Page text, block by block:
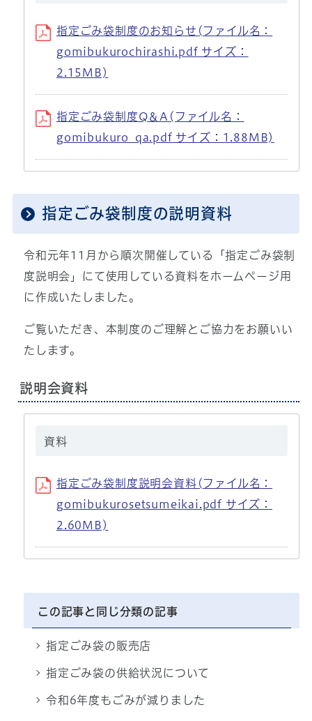
指定ごみ袋制度のお知らせ(ファイル名：
gomibukurochirashi.pdf サイズ：
2.15MB)
指定ごみ袋制度Q＆A(ファイル名：
gomibukuro_qa.pdf サイズ：1.88MB)
指定ごみ袋制度の説明資料
令和元年11月から順次開催している「指定ごみ袋制
度説明会」にて使用している資料をホームページ用
に作成いたしました。
ご覧いただき、本制度のご理解とご協力をお願いい
たします。
説明会資料
資料
指定ごみ袋制度説明会資料(ファイル名：
gomibukurosetsumeikai.pdf サイズ：
2.60MB)
この記事と同じ分類の記事
指定ごみ袋の販売店
指定ごみ袋の供給状況について
令和6年度もごみが減りました